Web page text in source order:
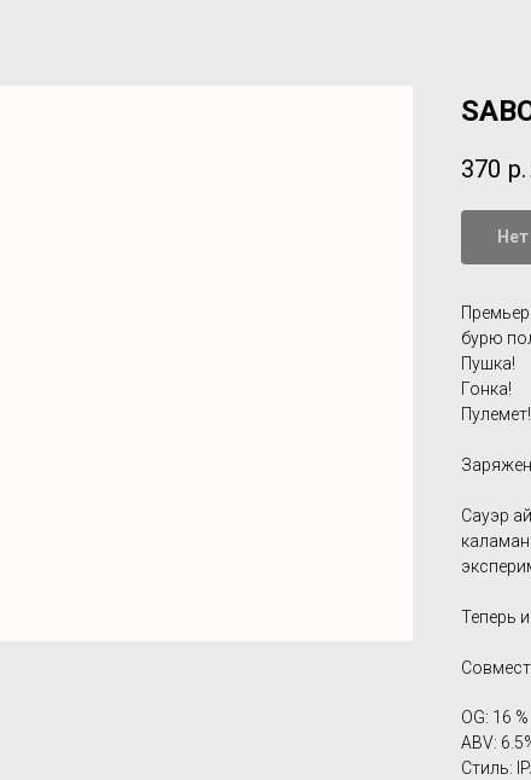
370 р.
бурю
Пушка!
Гонка!
Пулемет!
Сауэр
Теперь
OG: 16 %
ABV:
Стиль: